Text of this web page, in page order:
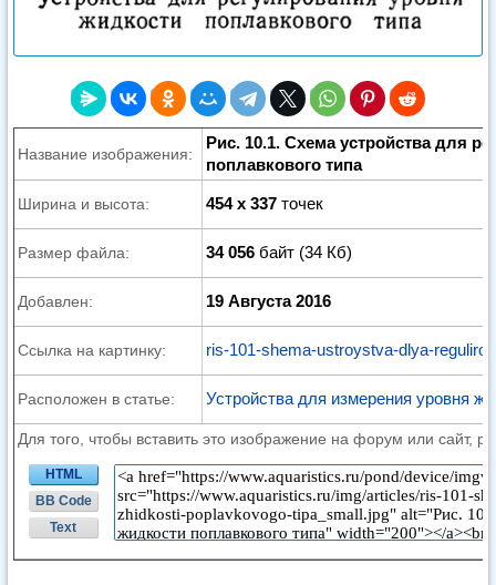
Название изображения:
Рис. 10.1. Схема устройства для
поплавкового типа
Ширина и высота: 454 x 337 точек
Размер файла: 34 056 байт (34 Кб)
Добавлен: 19 Августа 2016
Ссылка на картинку: ris-101-shema-ustroystva-dlya-
Расположен в статье: Устройства для измерения уровня
Для того, чтобы вставить это изображение на форум или сайт,
HTML
BB Code
Text